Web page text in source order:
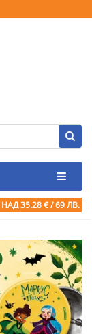
НАД 35.28 € / 69 ЛВ.